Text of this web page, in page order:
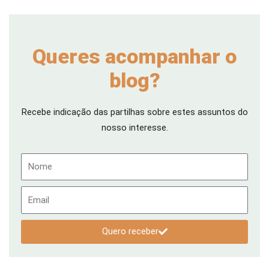
Queres acompanhar o
blog?
Recebe indicação das partilhas sobre estes assuntos do
nosso interesse.
Quero receber